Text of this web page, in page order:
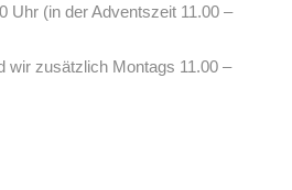
Uhr (in der Adventszeit 11.00 –
wir zusätzlich Montags 11.00 –